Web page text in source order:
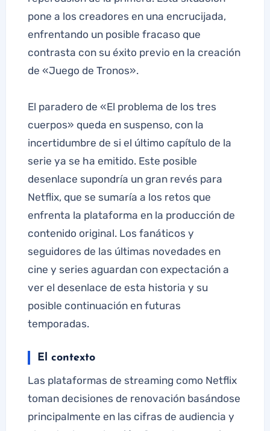
pone a los creadores en una encrucijada,
enfrentando un posible fracaso que
contrasta con su éxito previo en la creación
de «Juego de Tronos».
El paradero de «El problema de los tres
cuerpos» queda en suspenso, con la
incertidumbre de si el último capítulo de la
serie ya se ha emitido. Este posible
desenlace supondría un gran revés para
Netflix, que se sumaría a los retos que
enfrenta la plataforma en la producción de
contenido original. Los fanáticos y
seguidores de las últimas novedades en
cine y series aguardan con expectación a
ver el desenlace de esta historia y su
posible continuación en futuras
temporadas.
El contexto
Las plataformas de streaming como Netflix
toman decisiones de renovación basándose
principalmente en las cifras de audiencia y